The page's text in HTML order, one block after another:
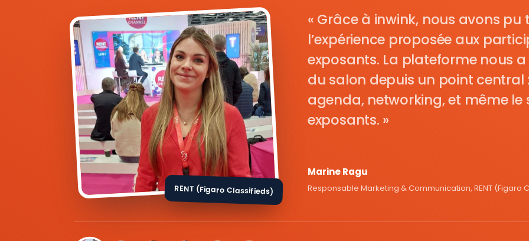
RENT (Figaro Classifieds)
Grâce à inwink, nous avons
l’expérience proposée aux
exposants. La plateforme nous
du salon depuis un point central
agenda, networking, et même le
exposants.
Marine Ragu
Responsable Marketing & Communication, RENT (Figaro